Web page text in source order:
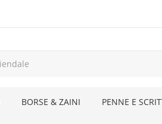
BORSE & ZAINI PENNE E